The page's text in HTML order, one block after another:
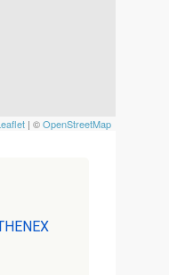
| ©OpenStreetMap